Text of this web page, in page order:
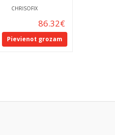
CHRISOFIX
86.32€
Pievienot grozam